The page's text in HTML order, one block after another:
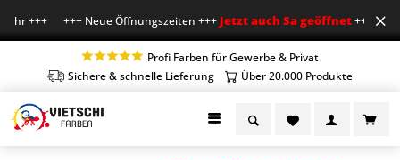
+++ +++ Neue Öffnungszeiten +++Jetzt auch Sa geöffnet+++ Mo-Fr
Profi Farben für Gewerbe & Privat
Sichere & schnelle Lieferung
Über 20.000 Produkte